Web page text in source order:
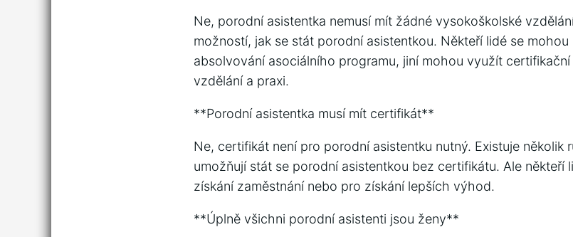
Ne, porodní asistentka nemusí mít žádné vysokoškolské
možností, jak se stát porodní asistentkou. Někteří lidé se
absolvování asociálního programu, jiní mohou využít
vzdělání a praxi.
**Porodní asistentka musí mít certifikát**
Ne, certifikát není pro porodní asistentku nutný. Existuje několik
umožňují stát se porodní asistentkou bez certifikátu. Ale
získání zaměstnání nebo pro získání lepších výhod.
**Úplně všichni porodní asistenti jsou ženy**